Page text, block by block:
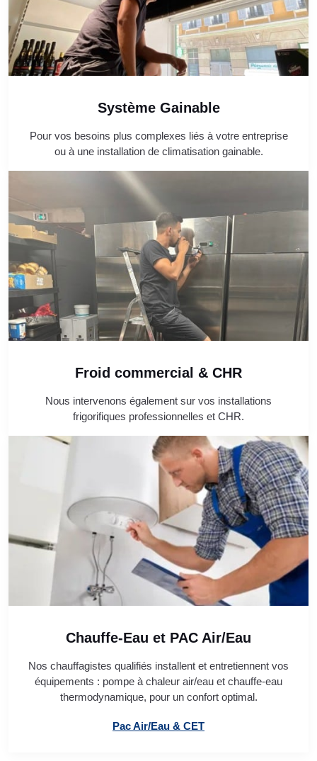
Système Gainable
Pour vos besoins plus complexes liés à votre entreprise
ou à une installation de climatisation gainable.
Froid commercial & CHR
Nous intervenons également sur vos installations
frigorifiques professionnelles et CHR.
Chauffe-Eau et PAC Air/Eau
Nos chauffagistes qualifiés installent et entretiennent vos
équipements : pompe à chaleur air/eau et chauffe-eau
thermodynamique, pour un confort optimal.
Pac Air/Eau & CET